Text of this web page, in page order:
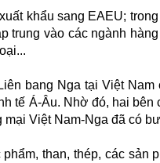
khẩu sang EAEU;
trung vào các ngành
bang Nga tại Việt Nam
tế Á-Âu. Nhờ đó, hai bên
Việt Nam-Nga đã có
than, thép, các sản